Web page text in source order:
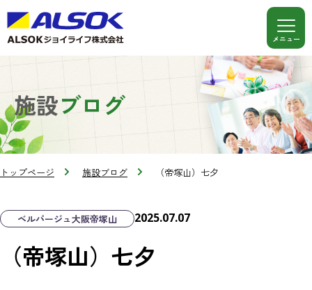
施設ブログ
トップページ 施設ブログ （帝塚山）七夕
ベルパージュ大阪帝塚山 2025.07.07
（帝塚山）七夕